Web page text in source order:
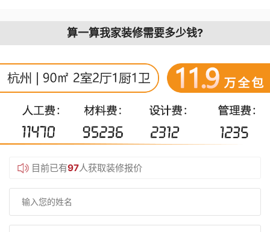
算一算我家装修需要多少钱?
目前已有97人获取装修报价